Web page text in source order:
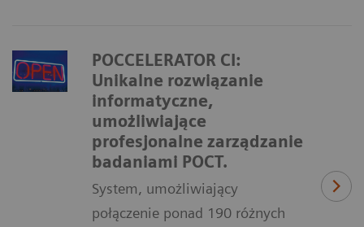
POCCELERATOR CI:
Unikalne rozwiązanie
informatyczne,
umożliwiające
profesjonalne zarządzanie
badaniami POCT.
System, umożliwiający
połączenie ponad 190 różnych